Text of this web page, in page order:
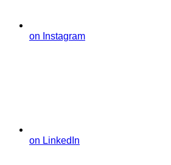
on Instagram
on LinkedIn